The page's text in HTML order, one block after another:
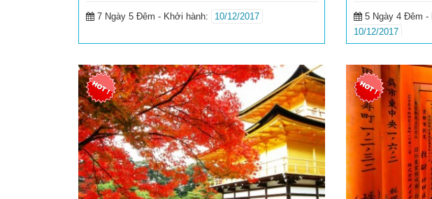
7 Ngày 5 Đêm - Khởi hành: 10/12/2017 5 Ngày 4 Đêm -
10/12/2017